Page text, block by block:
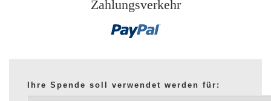
Zahlungsverkehr
Ihre Spende soll verwendet werden für: